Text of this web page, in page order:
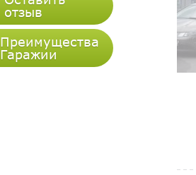
отзыв
Преимущества
Гаражии